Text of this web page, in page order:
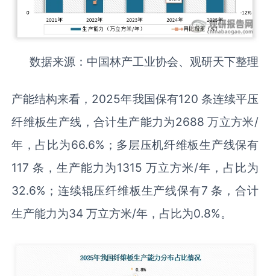
数据来源：中国林产工业协会、观研天下整理
产能结构来看，2025年我国保有120 条连续平压
纤维板生产线，合计生产能力为2688 万立方米/
年，占比为66.6%；多层压机纤维板生产线保有
117 条，生产能力为1315 万立方米/年，占比为
32.6%；连续辊压纤维板生产线保有7 条，合计
生产能力为34 万立方米/年，占比为0.8%。